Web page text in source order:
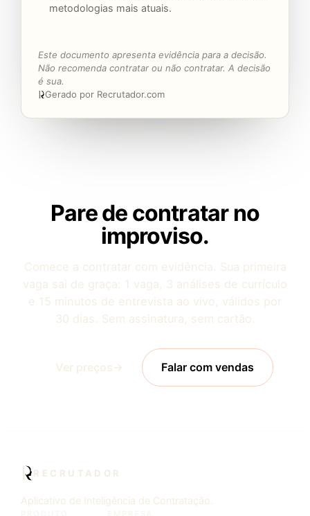
metodologias mais atuais.
Este documento apresenta evidência para a decisão.
Não recomenda contratar ou não contratar. A decisão
é sua.
Gerado por Recrutador.com
Pare de contratar no
improviso.
Comece a contratar com evidência. Sua primeira
vaga sai de graça: 1 vaga, 3 análises de currículo
e 15 minutos de entrevista ao vivo, válidos por
30 dias. Sem assinatura, sem cartão.
Ver preços → Falar com vendas
RECRUTADOR
Aplicativo de Inteligência de Contratação.